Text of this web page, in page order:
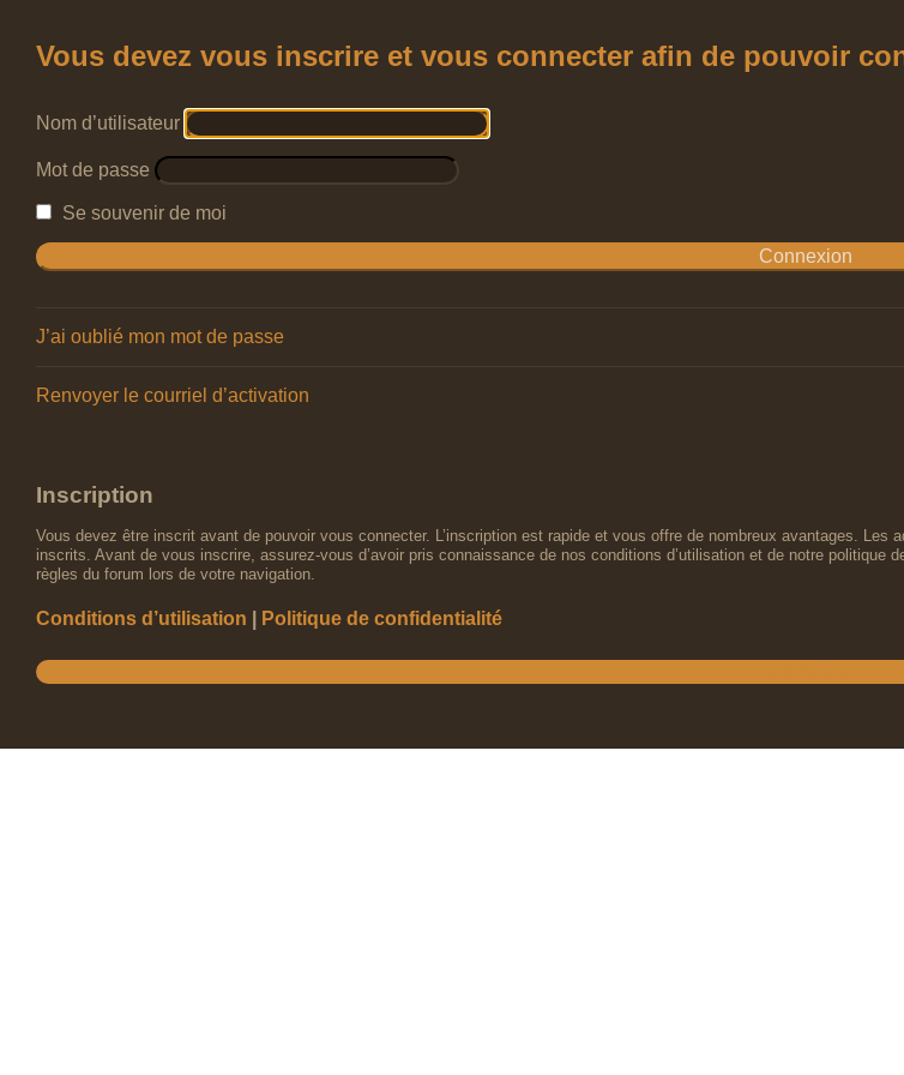
Vous devez vous inscrire et vous connecter afin de pouvoir
Nom d’utilisateur
Mot de passe
Se souvenir de moi
J’ai oublié mon mot de passe
Renvoyer le courriel d’activation
Inscription
Vous devez être inscrit avant de pouvoir vous connecter. L’inscription est rapide et vous offre de nombreux avantages.
inscrits. Avant de vous inscrire, assurez-vous d’avoir pris connaissance de nos conditions d’utilisation et de notre
règles du forum lors de votre navigation.
Conditions d’utilisation Politique de confidentialité